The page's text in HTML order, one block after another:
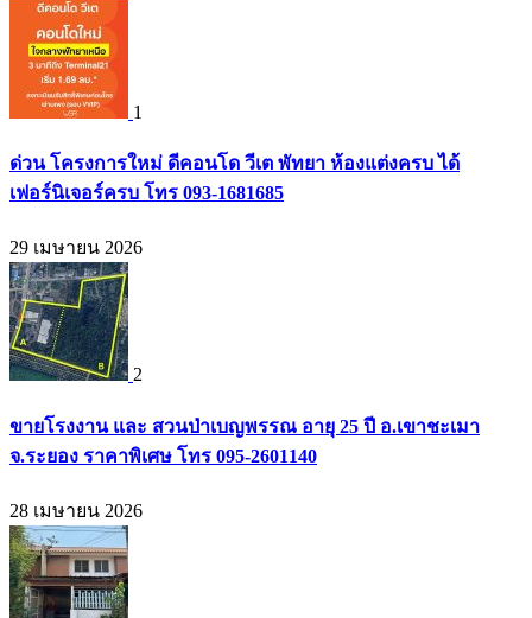
1
ด่วน โครงการใหม่ ดีคอนโด วีเต พัทยา ห้องแต่งครบ ได้
เฟอร์นิเจอร์ครบ โทร 093-1681685
29 เมษายน 2026
2
ขายโรงงาน และ สวนป่าเบญพรรณ อายุ 25 ปี อ.เขาชะเมา
จ.ระยอง ราคาพิเศษ โทร 095-2601140
28 เมษายน 2026